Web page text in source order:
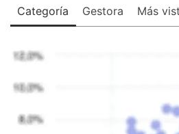
Categoría Gestora Más